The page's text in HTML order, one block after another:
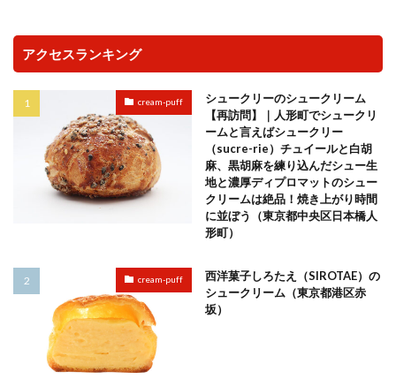
アクセスランキング
cream-puff
シュークリーのシュークリーム
【再訪問】｜人形町でシュークリ
ームと言えばシュークリー
（sucre-rie）チュイールと白胡
麻、黒胡麻を練り込んだシュー生
地と濃厚ディプロマットのシュー
クリームは絶品！焼き上がり時間
に並ぼう（東京都中央区日本橋人
形町）
cream-puff
西洋菓子しろたえ（SIROTAE）の
シュークリーム（東京都港区赤
坂）